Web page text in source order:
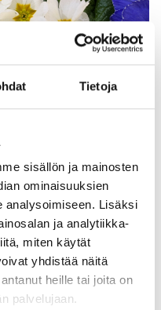
Tietoja
sisällön ja mainosten
ominaisuuksien
analysoimiseen. Lisäksi
ja analytiikka-
miten käytät
yhdistää näitä
heille tai joita on
palvelujaan.